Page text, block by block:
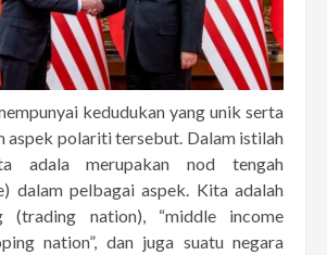
kedudukan yang unik serta
aspek polariti tersebut. Dalam istilah
adala merupakan nod tengah
dalam pelbagai aspek. Kita adalah
(trading nation), “middle income
nation”, dan juga suatu negara